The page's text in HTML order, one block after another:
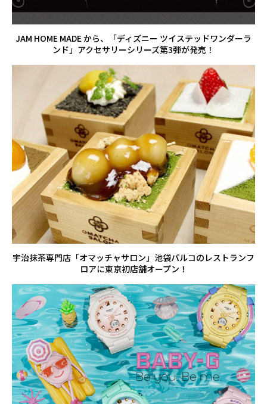
JAM HOME MADE から、「ディズニー ツイステッドワンダーラ
ンド」アクセサリーシリーズ第3弾が発売！
宇治抹茶専門店「オマッチャサロン」池袋パルコのレストランフ
ロアに東京初店舗オープン！